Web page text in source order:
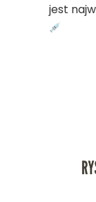
jest